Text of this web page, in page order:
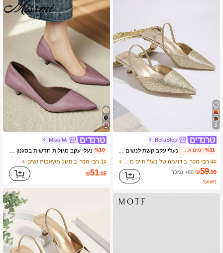
4.90 439K עוקבים
4.90 439K עוקבים
8
BellaStep
%11 ימים אחרונים 1 נעלי עקב קשת לנשים בצבע אחיד עם קפלים, עקבים גבוהים אלגנטיים עם בוהן מחודדת, עקבים גבוהים אופנתיים עם רצועת קרסול (גזרה אקראית)
4# רבי מכר
₪59.99 60+ נמכר
משוער
Miss Mi
%10 נעלי עקב סגולות חדשות בסגנון צרפתי 2025 עם חריצים מחודדים, נעלי עבודה לנשים, אביב/סתיו, עקבים קטנים
1# רבי מכר
ב סגול משאבות נשים
₪51.05